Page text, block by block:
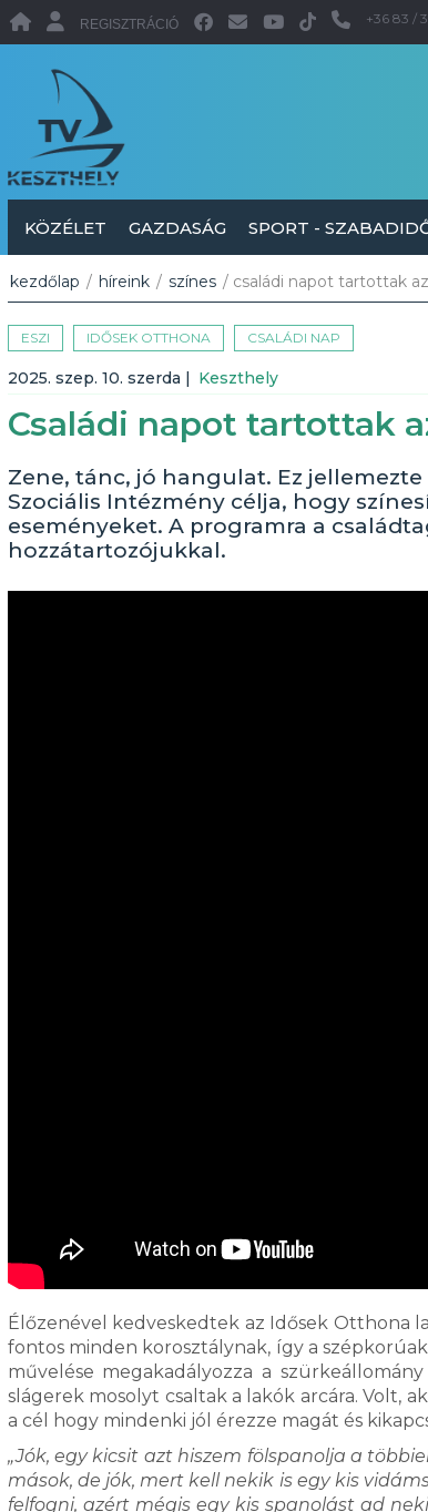
REGISZTRÁCIÓ +36 83 /
KÖZÉLET GAZDASÁG SPORT -
kezdőlap / híreink / színes / családi napot tartottak
ESZI IDŐSEK OTTHONA CSALÁDI NAP
2025. szep. 10. szerda | Keszthely
Családi napot tartottak
Zene, tánc, jó hangulat. Ez
Szociális Intézmény célja, hogy
eseményeket. A programra a
hozzátartozójukkal.
Élőzenével kedveskedtek az Idősek Otthona
fontos minden korosztálynak, így a
művelése megakadályozza a
slágerek mosolyt csaltak a lakók arcára. Volt,
a cél hogy mindenki jól érezze magát és
„Jók, egy kicsit azt hiszem fölspanolja a
mások, de jók, mert kell nekik is egy kis
felfogni, azért mégis egy kis spanolást ad